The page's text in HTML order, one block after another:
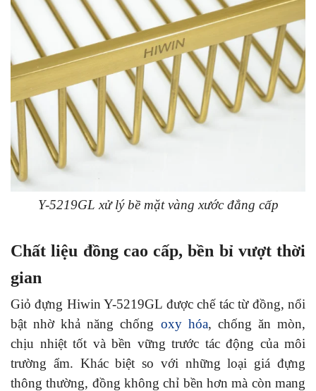
Y-5219GL xử lý bề mặt vàng xước đẳng cấp
Chất liệu đồng cao cấp, bền bỉ vượt thời
gian
Giỏ đựng Hiwin Y-5219GL được chế tác từ đồng, nổi
bật nhờ khả năng chống oxy hóa, chống ăn mòn,
chịu nhiệt tốt và bền vững trước tác động của môi
trường ẩm. Khác biệt so với những loại giá đựng
thông thường, đồng không chỉ bền hơn mà còn mang